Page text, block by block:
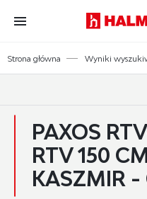
Przejdź do treści.
Przejdź do menu.
Przejdź do wyszukiwarki.
Strona główna Wyniki
PAXOS
RTV 150
KASZMIR -